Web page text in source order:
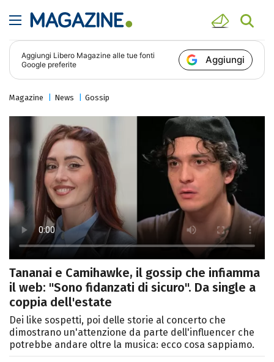
Aggiungi Libero Magazine alle tue fonti
Google preferite
Aggiungi
Magazine News Gossip
Tananai e Camihawke, il gossip che infiamma
il web: "Sono fidanzati di sicuro". Da single a
coppia dell'estate
Dei like sospetti, poi delle storie al concerto che
dimostrano un'attenzione da parte dell'influencer che
potrebbe andare oltre la musica: ecco cosa sappiamo.